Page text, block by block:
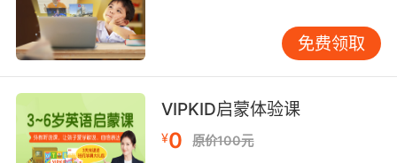
免费领取
VIPKID启蒙体验课
¥0 原价100元